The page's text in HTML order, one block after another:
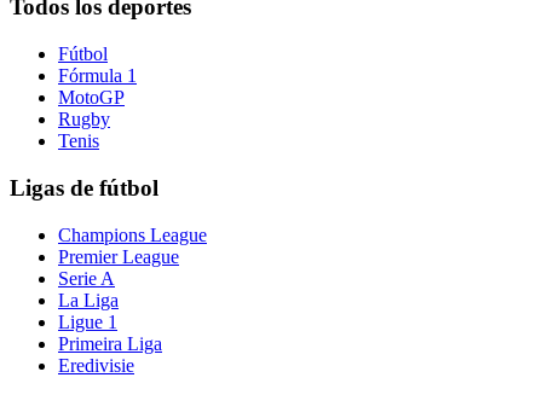
Todos los deportes
Fútbol
Fórmula 1
MotoGP
Rugby
Tenis
Ligas de fútbol
Champions League
Premier League
Serie A
La Liga
Ligue 1
Primeira Liga
Eredivisie